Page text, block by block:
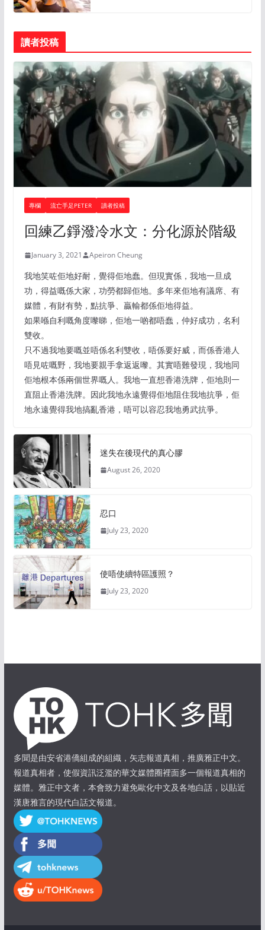
讀者投稿
專欄 流亡手足PETER 讀者投稿
回練乙錚潑冷水文：分化源於階級
January 3, 2021 Apeiron Cheung
我地笑咗佢地好耐，覺得佢地蠢。但現實係，我地一旦成
功，得益嘅係大家，功勞都歸佢地。多年來佢地有議席、有
媒體，有財有勢，點抗爭、贏輸都係佢地得益。
如果喺自利嘅角度嚟睇，佢地一啲都唔蠢，仲好成功，名利
雙收。
只不過我地要嘅並唔係名利雙收，唔係要好威，而係香港人
唔見咗嘅野，我地要親手拿返返嚟。其實唔難發現，我地同
佢地根本係兩個世界嘅人。我地一直想香港洗牌，佢地則一
直阻止香港洗牌。因此我地永遠覺得佢地阻住我地抗爭，佢
地永遠覺得我地搞亂香港，唔可以容忍我地勇武抗爭。
迷失在後現代的真心膠
August 26, 2020
忍口
July 23, 2020
使唔使續特區護照？
July 23, 2020
多聞是由安省港僑組成的組織，矢志報道真相，推廣雅正中文。
報道真相者，使假資訊泛濫的華文媒體圈裡面多一個報道真相的
媒體。雅正中文者，本會致力避免歐化中文及各地白話，以貼近
漢唐雅言的現代白話文報道。